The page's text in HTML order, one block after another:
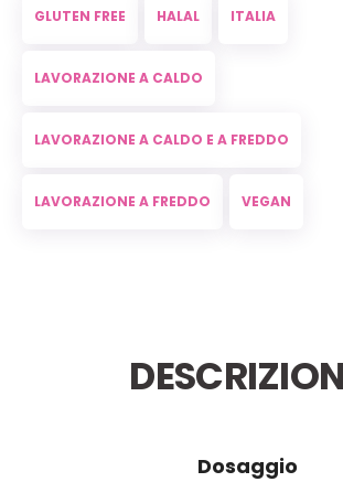
GLUTEN FREE HALAL ITALIA
LAVORAZIONE A CALDO
LAVORAZIONE A CALDO E A FREDDO
LAVORAZIONE A FREDDO VEGAN
Dosaggio